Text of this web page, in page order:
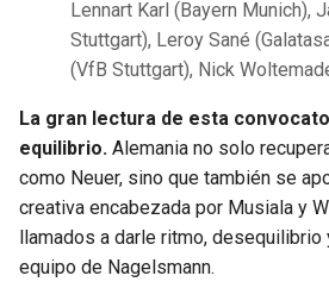
Lennart Karl (Bayern Munich),
Stuttgart), Leroy Sané
(VfB Stuttgart), Nick
La gran lectura de esta
equilibrio. Alemania no solo
como Neuer, sino que también se
creativa encabezada por Musiala y
llamados a darle ritmo, desequilibrio
equipo de Nagelsmann.